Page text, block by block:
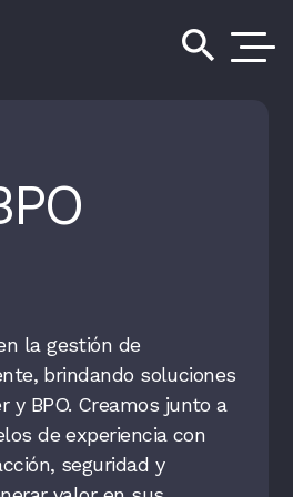
search
la gestión de
brindando soluciones
y BPO. Creamos junto a
de experiencia con
seguridad y